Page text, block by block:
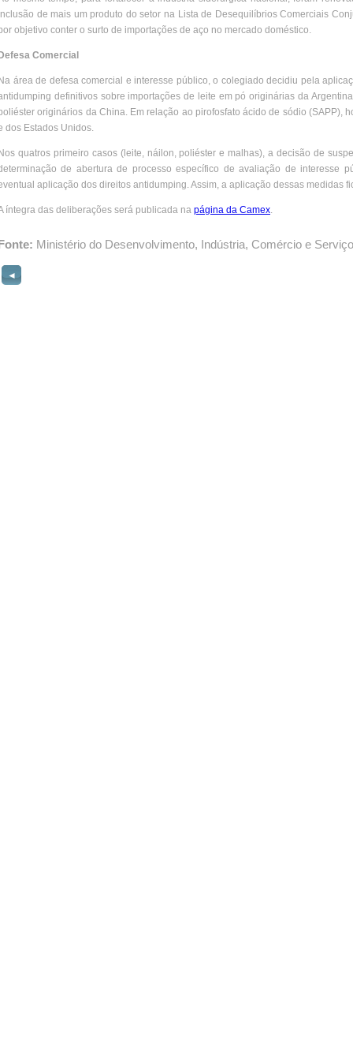
de mais um produto do setor na Lista de Desequilíbrios Comerciais
objetivo conter o surto de importações de aço no mercado doméstico.
Comercial
área de defesa comercial e interesse público, o colegiado decidiu pela
definitivos sobre importações de leite em pó originárias da
originários da China. Em relação ao pirofosfato ácido de sódio (SAPP),
dos Estados Unidos.
quatros primeiro casos (leite, náilon, poliéster e malhas), a decisão de
de abertura de processo específico de avaliação de interesse
aplicação dos direitos antidumping. Assim, a aplicação dessas medidas
íntegra das deliberações será publicada na página da Camex.
Ministério do Desenvolvimento, Indústria, Comércio e
◄